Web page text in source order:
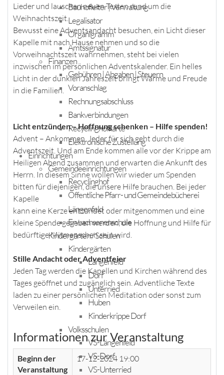
Bauhofleiter | Verwaltung
Legalisator
Organigramm
Amtssignatur
Finanzen
Gebühren | Abgaben | Steuern
Voranschlag
Rechnungsabschluss
Bankverbindungen
Recyclinghofkarte
Elektronische Zustellung
Einrichtungen
Gemeindeeinrichtungen
Recyclinghof
Öffentliche Pfarr- und Gemeindebücherei
Längenfeld
Erwachsenenschule
Kindergärten / Schulen
Kindergärten
Längenfeld
Dorf
Unterried
Huben
Kinderkrippe Dorf
Volksschulen
VS-Längenfeld
VS-Dorf
VS-Unterried
Lieder und lauschen neuen Texten rund um die
Weihnachtszeit.
Bewusst eine Adventsandacht besuchen, ein Licht dieser
Kapelle mit nach Hause nehmen und so die
Vorweihnachtszeit wahrnehmen, steht bei vielen
inzwischen im persönlichen Adventskalender. Ein helles
Licht in der dunklen Jahreszeit bringt Wärme und Freude
in die Familien.
Licht entzünden – Hoffnung schenken – Hilfe spenden!
Advent – Ankommen. Jeder für sich geht durch die
Adventszeit. Und am Ende kommen alle vor der Krippe am
Heiligen Abend zusammen und erwarten die Ankunft des
Herrn. In diesem Sinne wollen wir wieder um Spenden
bitten für diejenigen, die unsere Hilfe brauchen. Bei jeder
Kapelle
kann eine Kerze entzündet oder mitgenommen und eine
kleine Spende gegeben werden, die Hoffnung und Hilfe für
bedürftige Mitmenschen sein wird.
Stille Andacht oder Adventfeier
Jeden Tag werden die Kapellen und Kirchen während des
Tages geöffnet und zugänglich sein. Adventliche Texte
laden zu einer persönlichen Meditation oder sonst zum
Verweilen ein.
Informationen zur Veranstaltung
Beginn der
Veranstaltung
17-12-2024 19:00